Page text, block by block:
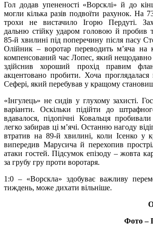
Гол додав упененості «Ворсклі» й до
могли кілька разів подвоїти рахунок. На
трохи не вистачило Ігорю Пердуті.
дальню стійку ударом головою й пробив
85-й хвилині під поперечину після пасу
Олійник – воротар переводить м’яча
компенсований час Лопес, який
здійснив хороший прохід правим
акцентовано пробити. Хоча проглядалася
Сефері, який перебував у кращому
«Інгулець» не сидів у глухому захисті.
варіанти. Оскільки підійти до
вдавалося, підопічні Ковальця
легко забирав ці м’ячі. Останню нагоду
втратив на 89-й хвилині, коли Ісенко у
випередив Марусича й перехопив
атаки гостей. Підсумок епізоду – жовта
за грубу гру проти воротаря.
1:0 – «Ворскла» здобуває важливу
тиждень, може дихати вільніше.
Фото –